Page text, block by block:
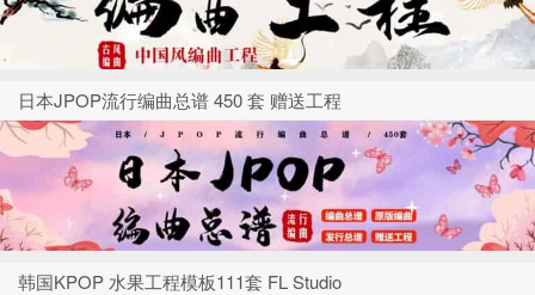
日本JPOP流行编曲总谱 450 套 赠送工程
韩国KPOP 水果工程模板111套 FL Studio